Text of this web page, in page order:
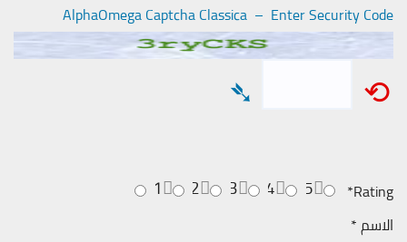
AlphaOmega Captcha Classica – Enter Security Code
⟲
➴
Rating
*
5
4
3
2
1
الاسم*